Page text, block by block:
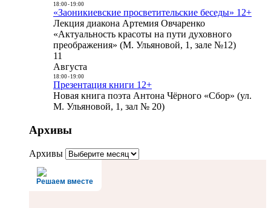
18:00- 19:00
«Заоникиевские просветительские беседы» 12+
Лекция диакона Артемия Овчаренко
«Актуальность красоты на пути духовного
преображения» (М. Ульяновой, 1, зале №12)
11
Августа
18:00- 19:00
Презентация книги 12+
Новая книга поэта Антона Чёрного «Сбор» (ул.
М. Ульяновой, 1, зал № 20)
Архивы
Архивы
Решаем вместе